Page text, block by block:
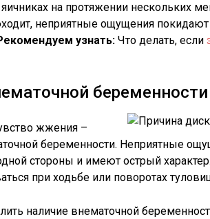
на протяжении нескольких
неприятные ощущения
узнать: Что делать, если
беременности
жжения –
беременности. Неприятные
стороны и имеют острый
при ходьбе или поворотах
наличие внематочной